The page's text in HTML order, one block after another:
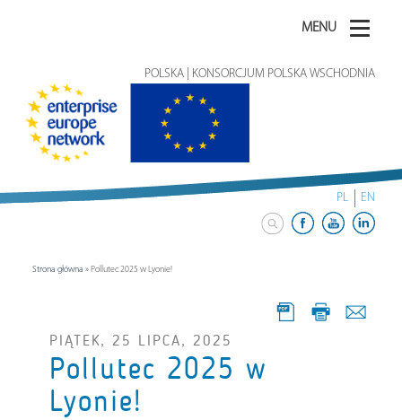
MENU
POLSKA | KONSORCJUM POLSKA WSCHODNIA
PL EN
Strona główna » Pollutec 2025 w Lyonie!
PIĄTEK, 25 LIPCA, 2025
Pollutec 2025 w
Lyonie!